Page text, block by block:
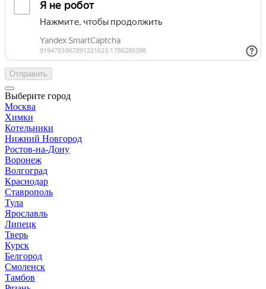
Отправить
Выберите город
Москва
Химки
Котельники
Нижний Новгород
Ростов-на-Дону
Воронеж
Волгоград
Краснодар
Ставрополь
Тула
Ярославль
Липецк
Тверь
Курск
Белгород
Смоленск
Тамбов